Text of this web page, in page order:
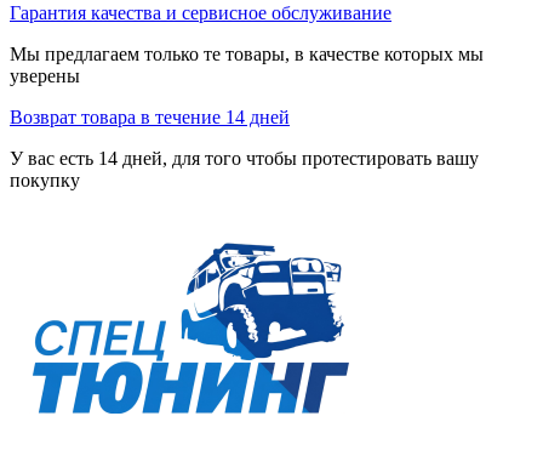
Гарантия качества и сервисное обслуживание
Мы предлагаем только те товары, в качестве которых мы
уверены
Возврат товара в течение 14 дней
У вас есть 14 дней, для того чтобы протестировать вашу
покупку